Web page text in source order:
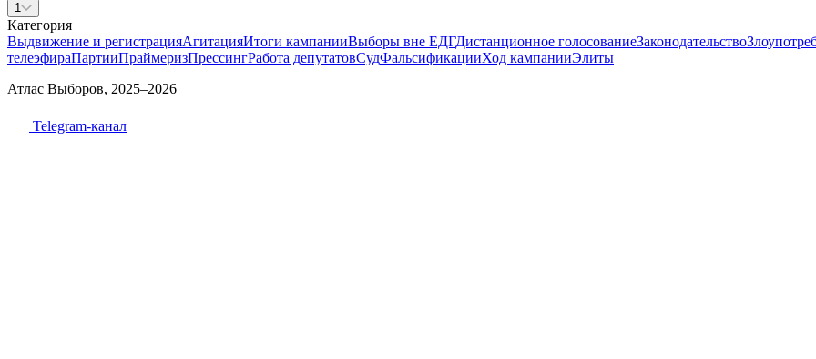
1
Категория
Выдвижение и регистрацияАгитацияИтоги кампанииВыборы вне ЕДГДистанционное голосованиеЗаконодательство
телеэфираПартииПраймеризПрессингРабота депутатовСудФальсификацииХод кампанииЭлиты
Атлас Выборов, 2025–2026
Telegram-канал